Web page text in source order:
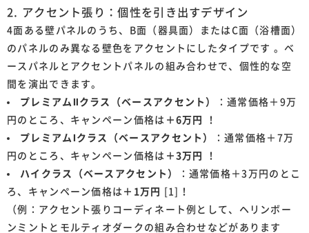
2. アクセント張り：個性を引き出すデザイン
4面ある壁パネルのうち、B面（器具面）またはC面（浴槽面）
のパネルのみ異なる壁色をアクセントにしたタイプです 。ベ
ースパネルとアクセントパネルの組み合わせで、個性的な空
間を演出できます。
プレミアムⅡクラス（ベースアクセント）
：通常価格＋9万
円のところ、キャンペーン価格は ＋6万円
！
プレミアムⅠクラス（ベースアクセント）
：通常価格＋7万
円のところ、キャンペーン価格は ＋3万円
！
ハイクラス（ベースアクセント）
：通常価格＋3万円のとこ
ろ、キャンペーン価格は ＋1万円
[1]！
（例：アクセント張りコーディネート例として、ヘリンボー
ンミントとモルティオダークの組み合わせなどがあります